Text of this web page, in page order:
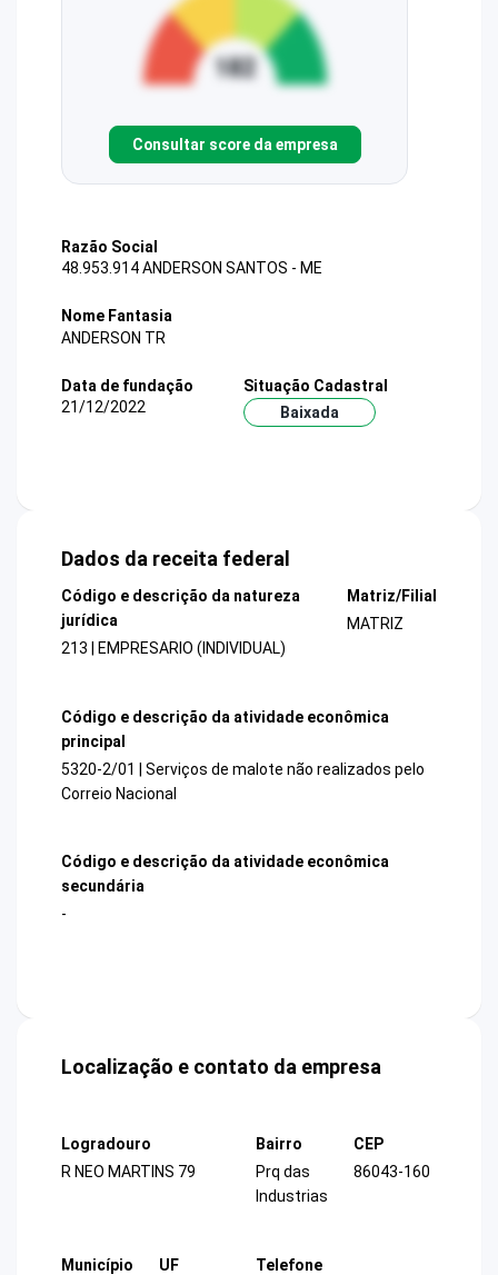
Consultar score da empresa
Razão Social
48.953.914 ANDERSON SANTOS - ME
Nome Fantasia
ANDERSON TR
Data de fundação
21/12/2022
Situação Cadastral
Baixada
Dados da receita federal
Código e descrição da natureza
jurídica
213 | EMPRESARIO (INDIVIDUAL)
Matriz/Filial
MATRIZ
Código e descrição da atividade econômica
principal
5320-2/01 | Serviços de malote não realizados pelo
Correio Nacional
Código e descrição da atividade econômica
secundária
-
Localização e contato da empresa
Logradouro
R NEO MARTINS 79
Bairro
Prq das
Industrias
CEP
86043-160
Município
UF
Telefone